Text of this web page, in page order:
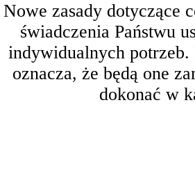
Nowe zasady dotyczące
świadczenia Państwu
indywidualnych
oznacza, że będą one
dokonać w